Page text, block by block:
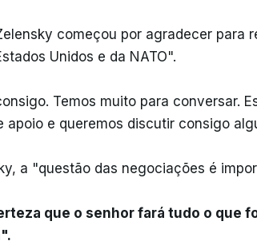
começou por agradecer para
Unidos e da NATO".
Temos muito para conversar.
apoio e queremos discutir consigo
a "questão das negociações é
que o senhor fará tudo o que